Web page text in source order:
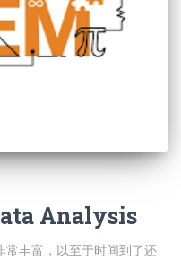
Analysis
常丰富，以至于时间到了还